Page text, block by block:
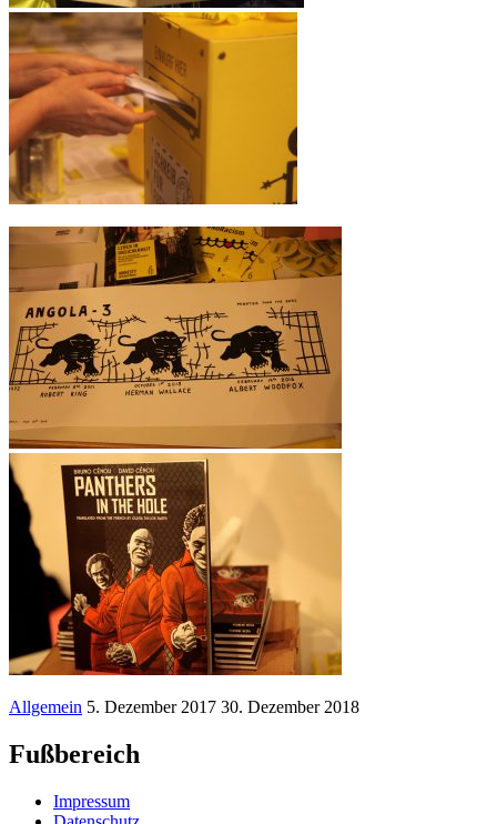
Allgemein 5. Dezember 2017 30. Dezember 2018
Fußbereich
Impressum